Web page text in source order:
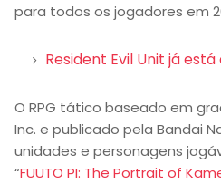
para todos os jogadores em
Resident Evil Unit já
O RPG tático baseado em
Inc. e publicado pela Bandai
unidades e personagens
“FUUTO PI: The Portrait of